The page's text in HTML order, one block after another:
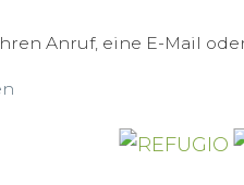
Anruf, eine E-Mail